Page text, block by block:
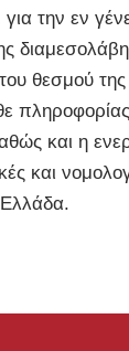
την εν
θεσμού
και η
και